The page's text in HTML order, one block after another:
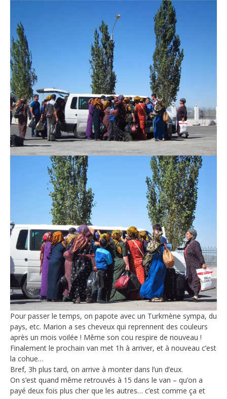
Pour passer le temps, on papote avec un Turkmène sympa, du
pays, etc. Marion a ses cheveux qui reprennent des couleurs
après un mois voilée ! Même son cou respire de nouveau !
Finalement le prochain van met 1h à arriver, et à nouveau c’est
la cohue…
Bref, 3h plus tard, on arrive à monter dans l’un d’eux.
On s’est quand même retrouvés à 15 dans le van – qu’on a
payé deux fois plus cher que les autres… c’est comme ça et